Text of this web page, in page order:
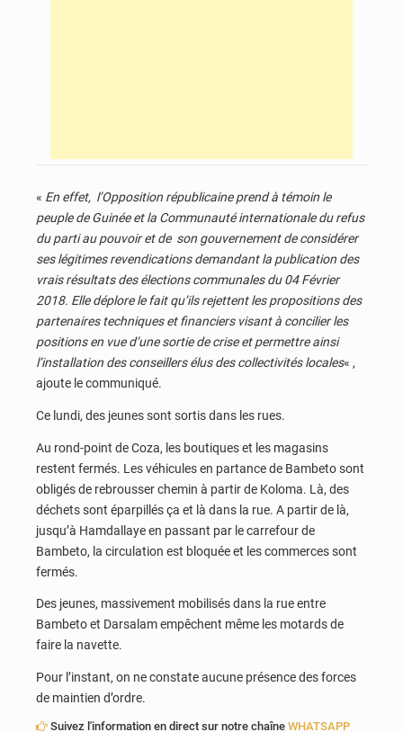
« En effet, l’Opposition républicaine prend à témoin le
peuple de Guinée et la Communauté internationale du refus
du parti au pouvoir et de son gouvernement de considérer
ses légitimes revendications demandant la publication des
vrais résultats des élections communales du 04 Février
2018. Elle déplore le fait qu’ils rejettent les propositions des
partenaires techniques et financiers visant à concilier les
positions en vue d’une sortie de crise et permettre ainsi
l’installation des conseillers élus des collectivités locales« ,
ajoute le communiqué.
Ce lundi, des jeunes sont sortis dans les rues.
Au rond-point de Coza, les boutiques et les magasins
restent fermés. Les véhicules en partance de Bambeto sont
obligés de rebrousser chemin à partir de Koloma. Là, des
déchets sont éparpillés ça et là dans la rue. A partir de là,
jusqu’à Hamdallaye en passant par le carrefour de
Bambeto, la circulation est bloquée et les commerces sont
fermés.
Des jeunes, massivement mobilisés dans la rue entre
Bambeto et Darsalam empêchent même les motards de
faire la navette.
Pour l’instant, on ne constate aucune présence des forces
de maintien d’ordre.
Suivez l'information en direct sur notre chaîne WHATSAPP